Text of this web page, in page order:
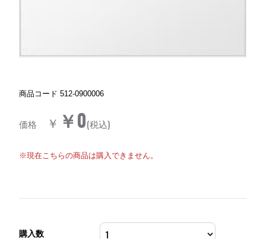
商品コード 512-0900006
価格 ￥ ￥0(税込)
※現在こちらの商品は購入できません。
購入数